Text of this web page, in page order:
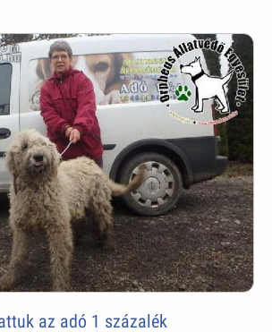
az adó 1 százalék